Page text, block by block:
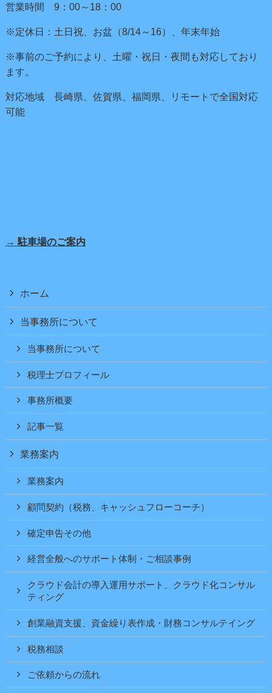
営業時間 9：00～18：00
※定休日：土日祝、お盆（8/14～16）、年末年始
※事前のご予約により、土曜・祝日・夜間も対応しており
ます。
対応地域 長崎県、佐賀県、福岡県、リモートで全国対応
可能
→ 駐車場のご案内
ホーム
当事務所について
当事務所について
税理士プロフィール
事務所概要
記事一覧
業務案内
業務案内
顧問契約（税務、キャッシュフローコーチ）
確定申告その他
経営全般へのサポート体制・ご相談事例
クラウド会計の導入運用サポート、クラウド化コンサル
ティング
創業融資支援、資金繰り表作成・財務コンサルテイング
税務相談
ご依頼からの流れ